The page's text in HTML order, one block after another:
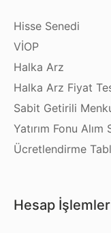
Hisse Senedi
VİOP
Halka Arz
Halka Arz Fiyat
Sabit Getirili
Yatırım Fonu Alım
Ücretlendirme
Hesap